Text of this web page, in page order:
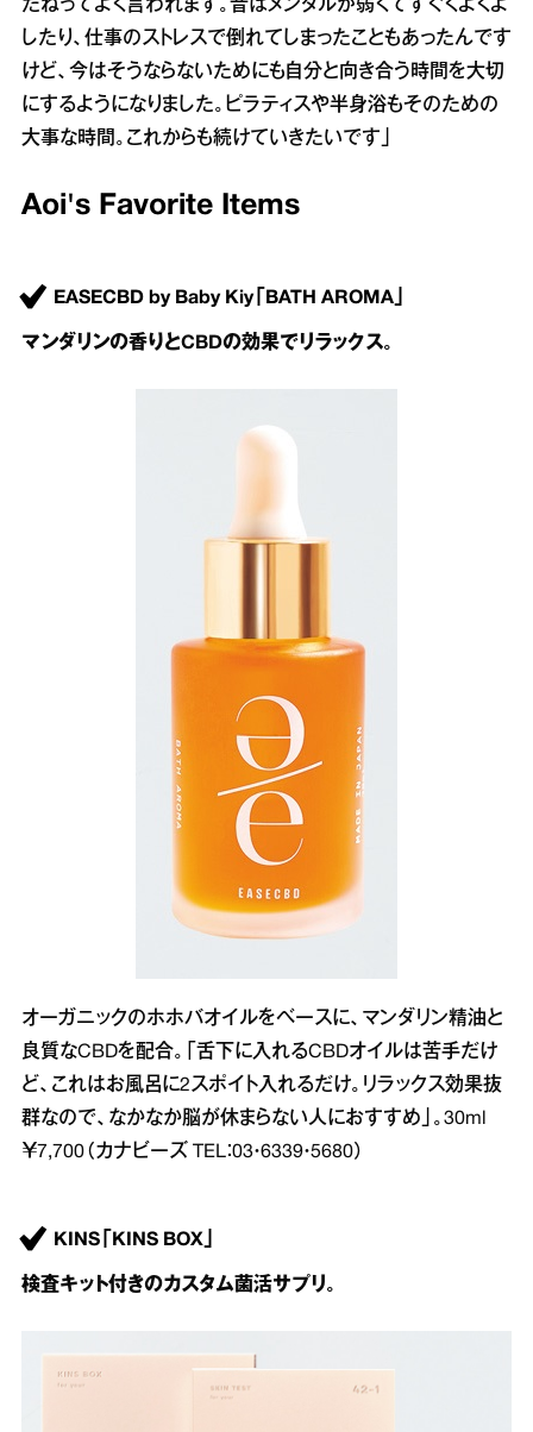
だねってよく言われます。昔はメンタルが弱くてすぐくよくよ
したり、仕事のストレスで倒れてしまったこともあったんです
けど、今はそうならないためにも自分と向き合う時間を大切
にするようになりました。ピラティスや半身浴もそのための
大事な時間。これからも続けていきたいです」
Aoi's Favorite Items
EASECBD by Baby Kiy「BATH AROMA」
マンダリンの香りとCBDの効果でリラックス。
オーガニックのホホバオイルをベースに、マンダリン精油と
良質なCBDを配合。「舌下に入れるCBDオイルは苦手だけ
ど、これはお風呂に2スポイト入れるだけ。リラックス効果抜
群なので、なかなか脳が休まらない人におすすめ」。30ml
￥7,700（カナビーズ TEL：03・6339・5680）
KINS「KINS BOX」
検査キット付きのカスタム菌活サプリ。